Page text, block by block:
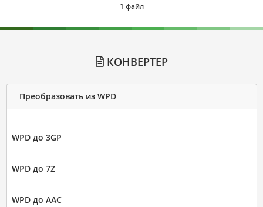
1 файл
КОНВЕРТЕР
Преобразовать из WPD
WPD до 3GP
WPD до 7Z
WPD до AAC